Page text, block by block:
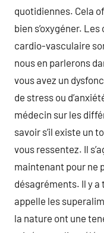
quotidiennes. Cela
bien s’oxygéner.
cardio-vasculaire
nous en parlerons
vous avez un
de stress ou
médecin sur les
savoir s’il existe un
vous ressentez. Il
maintenant pour ne
désagréments. Il y a
appelle les
la nature ont une